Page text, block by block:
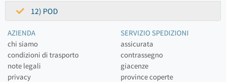
12) POD
AZIENDA
chi siamo
condizioni di trasporto
note legali
privacy
SERVIZIO SPEDIZIONI
assicurata
contrassegno
giacenze
province coperte